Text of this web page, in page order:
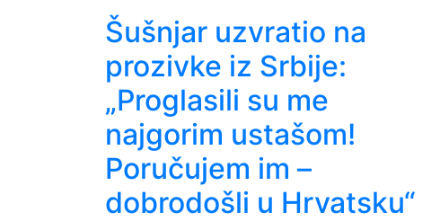
Šušnjar uzvratio na
prozivke iz Srbije:
„Proglasili su me
najgorim ustašom!
Poručujem im –
dobrodošli u Hrvatsku“